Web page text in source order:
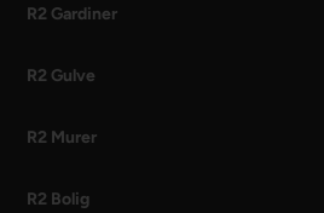
R2 Gardiner
R2 Gulve
R2 Murer
R2 Bolig